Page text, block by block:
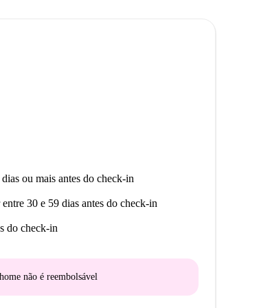
ou mais antes do check-in
entre 30 e 59 dias antes do check-in
do check-in
não é reembolsável